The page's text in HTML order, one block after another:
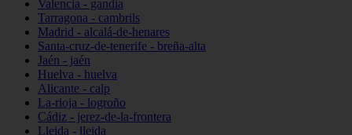
Valencia - gandia
Tarragona - cambrils
Madrid - alcalá-de-henares
Santa-cruz-de-tenerife - breña-alta
Jaén - jaén
Huelva - huelva
Alicante - calp
La-rioja - logroño
Cádiz - jerez-de-la-frontera
Lleida - lleida